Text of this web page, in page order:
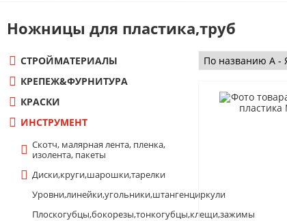
Теплоизоляция
Профиль KNAUF
Профиль
Лампы
Удлинители
Электроустановка
Ножницы для пластика,труб
СТРОЙМАТЕРИАЛЫ
КРЕПЕЖ&ФУРНИТУРА
КРАСКИ
ИНСТРУМЕНТ
Скотч, малярная лента, пленка,
изолента, пакеты
Диски,круги,шарошки,тарелки
Уровни,линейки,угольники,штангенциркули
Плоскогубцы,бокорезы,тонкогубцы,клещи,зажимы